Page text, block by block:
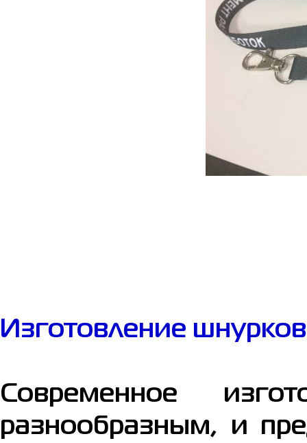
Изготовление
Современное
разнообразным, и